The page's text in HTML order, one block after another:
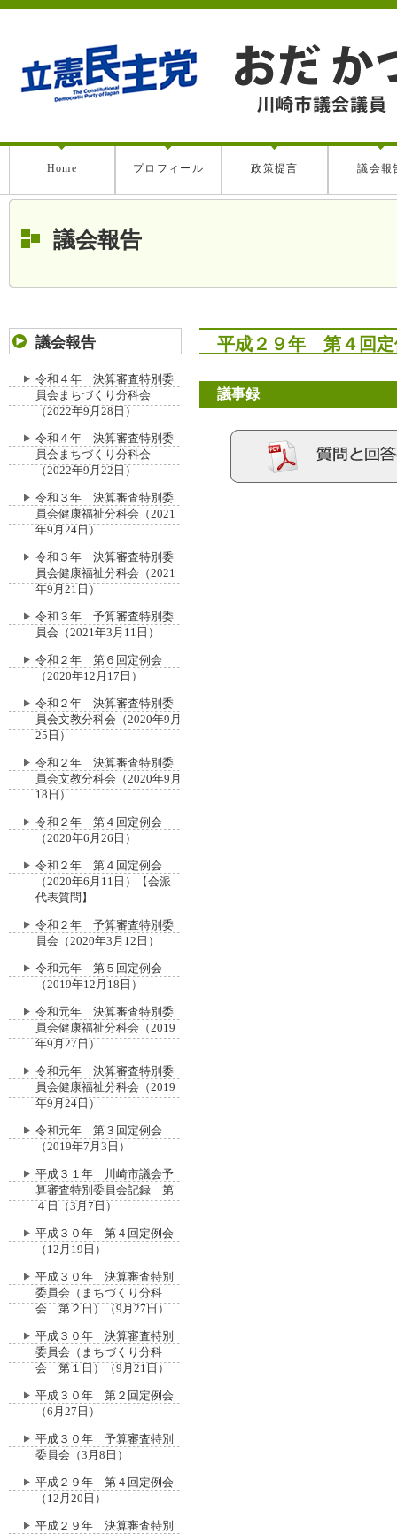
Home プロフィール 政策提言 議会報
議会報告
議会報告
令和４年 決算審査特別委
員会まちづくり分科会
（2022年9月28日）
令和４年 決算審査特別委
員会まちづくり分科会
（2022年9月22日）
令和３年 決算審査特別委
員会健康福祉分科会（2021
年9月24日）
令和３年 決算審査特別委
員会健康福祉分科会（2021
年9月21日）
令和３年 予算審査特別委
員会（2021年3月11日）
令和２年 第６回定例会
（2020年12月17日）
令和２年 決算審査特別委
員会文教分科会（2020年9月
25日）
令和２年 決算審査特別委
員会文教分科会（2020年9月
18日）
令和２年 第４回定例会
（2020年6月26日）
令和２年 第４回定例会
（2020年6月11日）【会派
代表質問】
令和２年 予算審査特別委
員会（2020年3月12日）
令和元年 第５回定例会
（2019年12月18日）
令和元年 決算審査特別委
員会健康福祉分科会（2019
年9月27日）
令和元年 決算審査特別委
員会健康福祉分科会（2019
年9月24日）
令和元年 第３回定例会
（2019年7月3日）
平成３１年 川崎市議会予
算審査特別委員会記録 第
４日（3月7日）
平成３０年 第４回定例会
（12月19日）
平成３０年 決算審査特別
委員会（まちづくり分科
会 第２日）（9月27日）
平成３０年 決算審査特別
委員会（まちづくり分科
会 第１日）（9月21日）
平成３０年 第２回定例会
（6月27日）
平成３０年 予算審査特別
委員会（3月8日）
平成２９年 第４回定例会
（12月20日）
平成２９年 決算審査特別
平成２９年 第４回定
議事録